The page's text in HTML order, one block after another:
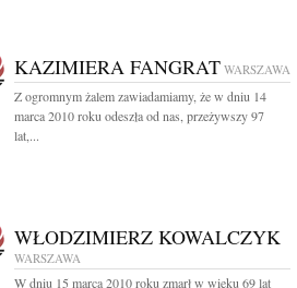
KAZIMIERA FANGRAT WARSZAWA
Z ogromnym żalem zawiadamiamy, że w dniu 14
marca 2010 roku odeszła od nas, przeżywszy 97
lat,...
WŁODZIMIERZ KOWALCZYK
WARSZAWA
W dniu 15 marca 2010 roku zmarł w wieku 69 lat